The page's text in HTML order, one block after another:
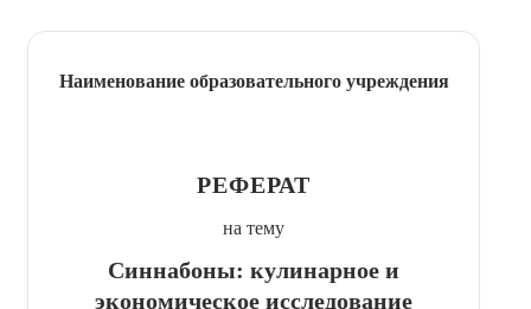
Наименование образовательного учреждения
РЕФЕРАТ
на тему
Синнабоны: кулинарное и
экономическое исследование